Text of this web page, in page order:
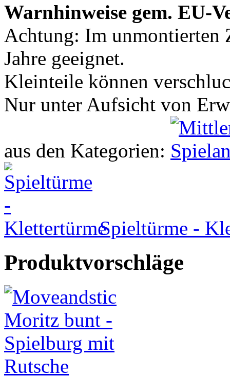
Warnhinweise gem. EU-
Achtung: Im unmontierten
Jahre geeignet.
Kleinteile können
Nur unter Aufsicht von
aus den Kategorien:
Spieltürme -
Produktvorschläge